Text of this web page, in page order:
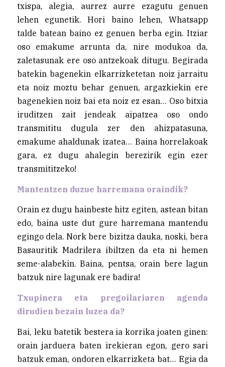
txispa, alegia, aurrez aurre ezagutu genuen
lehen egunetik. Hori baino lehen, Whatsapp
talde batean baino ez genuen berba egin. Itziar
oso emakume arrunta da, nire modukoa da,
zaletasunak ere oso antzekoak ditugu. Begirada
batekin bagenekin elkarrizketetan noiz jarraitu
eta noiz moztu behar genuen, argazkiekin ere
bagenekien noiz bai eta noiz ez esan… Oso bitxia
iruditzen zait jendeak aipatzea oso ondo
transmititu dugula zer den ahizpatasuna,
emakume ahaldunak izatea… Baina horrelakoak
gara, ez dugu ahalegin berezirik egin ezer
transmititzeko!
Mantentzen duzue harremana oraindik?
Orain ez dugu hainbeste hitz egiten, astean bitan
edo, baina uste dut gure harremana mantendu
egingo dela. Nork bere bizitza dauka, noski, bera
Basauritik Madrilera ibiltzen da eta ni hemen
seme-alabekin. Baina, pentsa, orain bere lagun
batzuk nire lagunak ere badira!
Txupinera eta pregoilariaren agenda
dirudien bezain luzea da?
Bai, leku batetik bestera ia korrika joaten ginen:
orain jarduera baten irekieran egon, gero sari
batzuk eman, ondoren elkarrizketa bat… Egia da